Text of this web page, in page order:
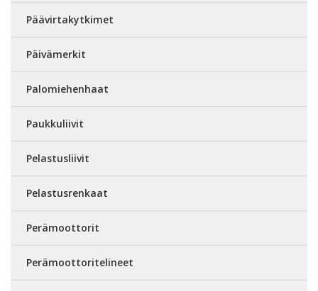
Päävirtakytkimet
Päivämerkit
Palomiehenhaat
Paukkuliivit
Pelastusliivit
Pelastusrenkaat
Perämoottorit
Perämoottoritelineet